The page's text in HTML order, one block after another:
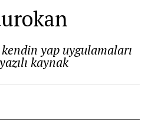
yap uygulamaları
kaynak